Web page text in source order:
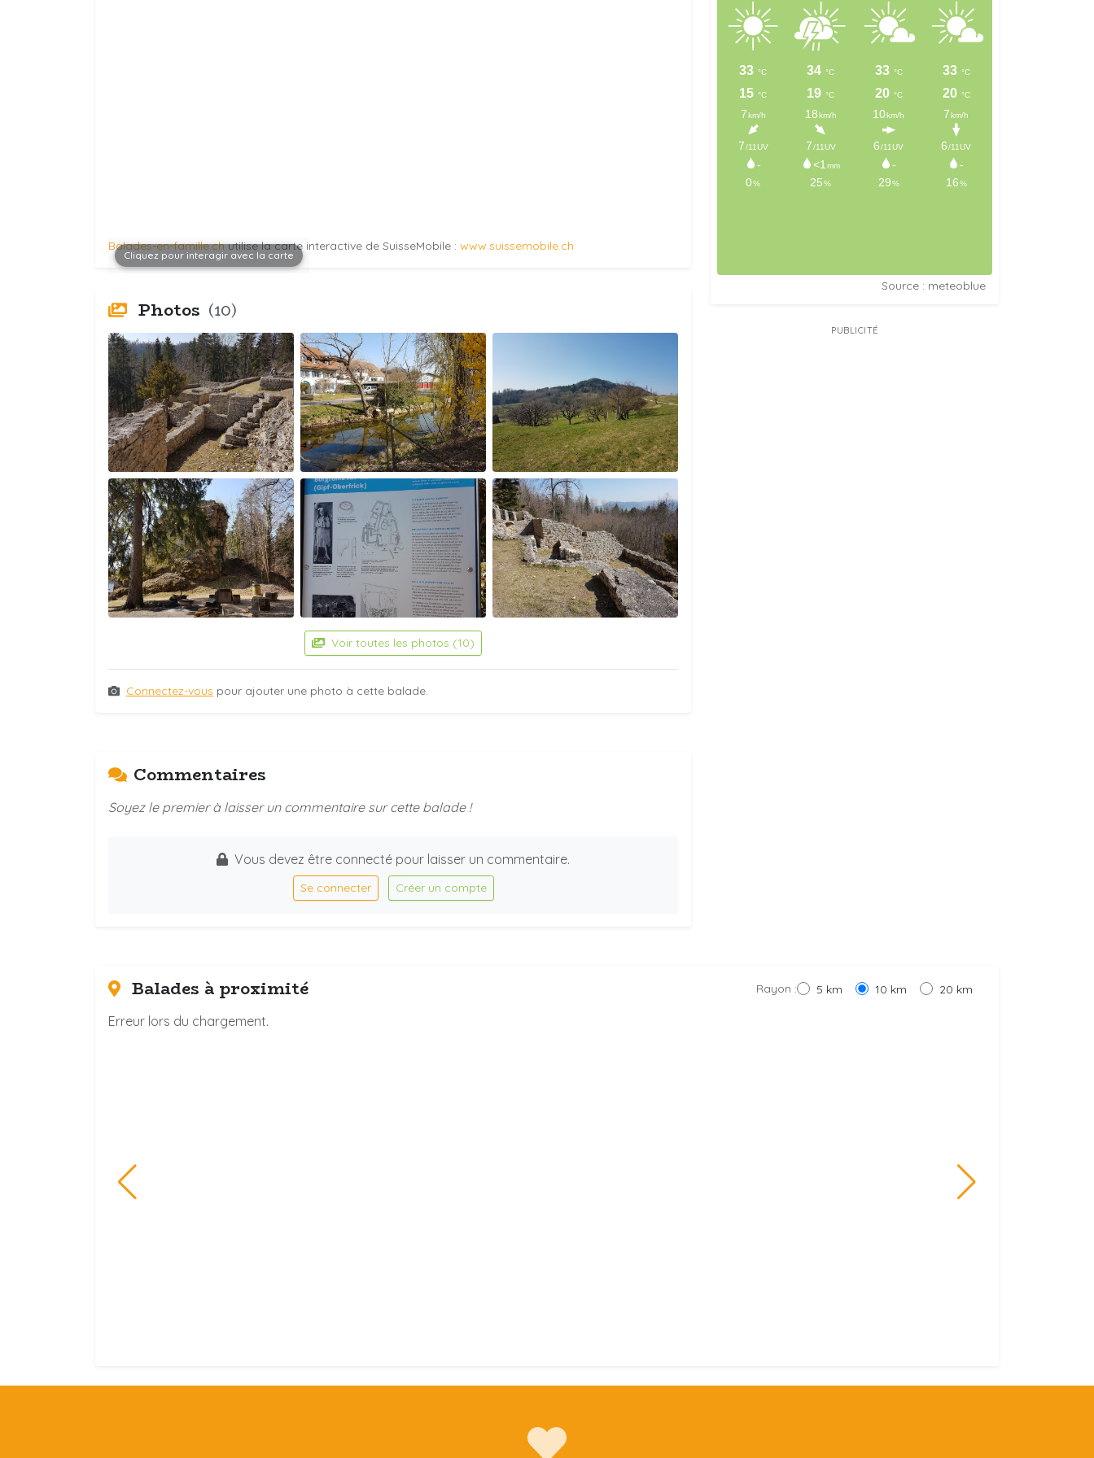
Cliquez pour interagir avec la carte
Balades-en-famille.chutilise la carte interactive de SuisseMobile : www.suissemobile.ch
Photos (10)
Voir toutes les photos (10)
Connectez-vous pour ajouter une photo à cette balade.
Source : meteoblue
PUBLICITÉ
Commentaires
Soyez le premier à laisser un commentaire sur cette balade !
Vous devez être connecté pour laisser un commentaire.
Se connecter Créer un compte
Balades à proximité Rayon : 5 km 10 km 20 km
Erreur lors du chargement.